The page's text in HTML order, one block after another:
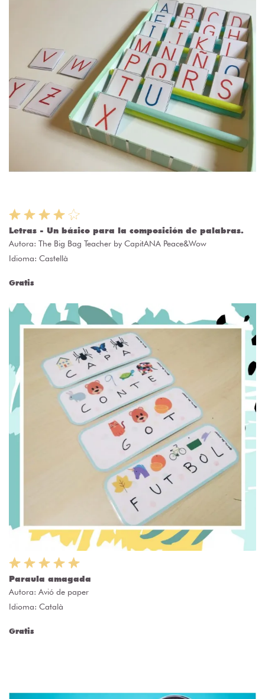
Letras - Un básico para la composición de palabras.
Autora: The Big Bag Teacher by CapitANA Peace&Wow
Idioma: Castellà
Gratis
Paraula amagada
Autora: Avió de paper
Idioma: Català
Gratis